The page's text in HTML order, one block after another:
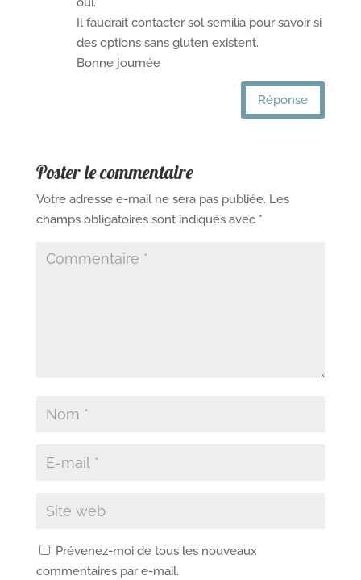
Il faudrait contacter sol semilia pour savoir si
des options sans gluten existent.
Bonne journée
Réponse
Poster le commentaire
Votre adresse e-mail ne sera pas publiée. Les
champs obligatoires sont indiqués avec *
Prévenez-moi de tous les nouveaux
commentaires par e-mail.